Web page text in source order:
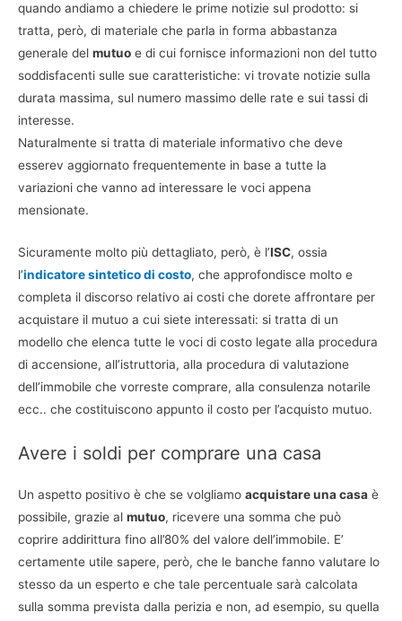
quando andiamo a chiedere le prime notizie sul prodotto: si
tratta, però, di materiale che parla in forma abbastanza
generale del mutuo e di cui fornisce informazioni non del tutto
soddisfacenti sulle sue caratteristiche: vi trovate notizie sulla
durata massima, sul numero massimo delle rate e sui tassi di
interesse.
Naturalmente si tratta di materiale informativo che deve
esserev aggiornato frequentemente in base a tutte la
variazioni che vanno ad interessare le voci appena
mensionate.
Sicuramente molto più dettagliato, però, è l’ISC, ossia
l’indicatore sintetico di costo, che approfondisce molto e
completa il discorso relativo ai costi che dorete affrontare per
acquistare il mutuo a cui siete interessati: si tratta di un
modello che elenca tutte le voci di costo legate alla procedura
di accensione, all’istruttoria, alla procedura di valutazione
dell’immobile che vorreste comprare, alla consulenza notarile
ecc.. che costituiscono appunto il costo per l’acquisto mutuo.
Avere i soldi per comprare una casa
Un aspetto positivo è che se volgliamo acquistare una casa è
possibile, grazie al mutuo, ricevere una somma che può
coprire addirittura fino all’80% del valore dell’immobile. E’
certamente utile sapere, però, che le banche fanno valutare lo
stesso da un esperto e che tale percentuale sarà calcolata
sulla somma prevista dalla perizia e non, ad esempio, su quella